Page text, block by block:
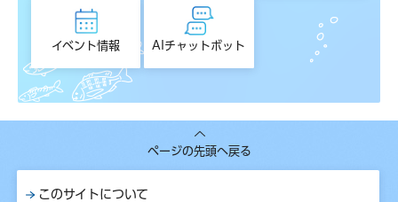
イベント情報 AIチャットボット
ページの先頭へ戻る
このサイトについて